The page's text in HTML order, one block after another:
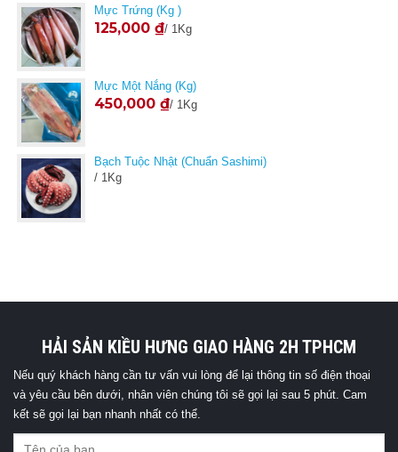
Mực Trứng (Kg )
125,000 ₫/ 1Kg
Mực Một Nắng (kg)
450,000 ₫/ 1Kg
Bạch Tuộc Nhật (Chuẩn Sashimi)
/ 1Kg
HẢI SẢN KIỀU HƯNG GIAO HÀNG 2H TPHCM
Nếu quý khách hàng cần tư vấn vui lòng để lại thông tin số điện thoại
và yêu cầu bên dưới, nhân viên chúng tôi sẽ gọi lại sau 5 phút. Cam
kết sẽ gọi lại bạn nhanh nhất có thể.